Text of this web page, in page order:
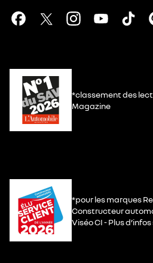
*classement des
Magazine
*pour les marques
Constructeur
Viséo CI - Plus